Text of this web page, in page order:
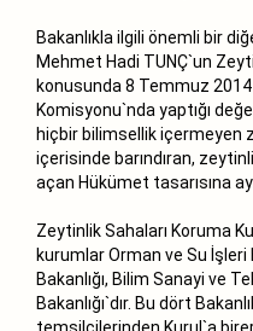
Bakanlıkla ilgili önemli bir
Mehmet Hadi TUNÇ`un
konusunda 8 Temmuz
Komisyonu`nda yaptığı
hiçbir bilimsellik içermeyen
içerisinde barındıran,
açan Hükümet tasarısına
Zeytinlik Sahaları Koruma
kurumlar Orman ve Su İşleri
Bakanlığı, Bilim Sanayi ve
Bakanlığı`dır. Bu dört